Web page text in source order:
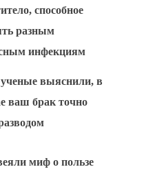
способное
разным
инфекциям
выяснили, в
ваш брак точно
миф о пользе